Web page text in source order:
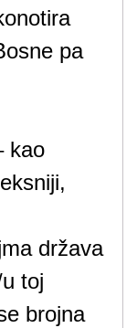
pa
kao
država
toj
brojna